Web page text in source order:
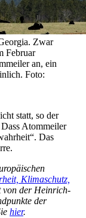
Zwar
Februar
an, ein
Foto:
statt, so der
Atommeiler
Das
Klimaschutz,
von der Heinrich-
der
hier.